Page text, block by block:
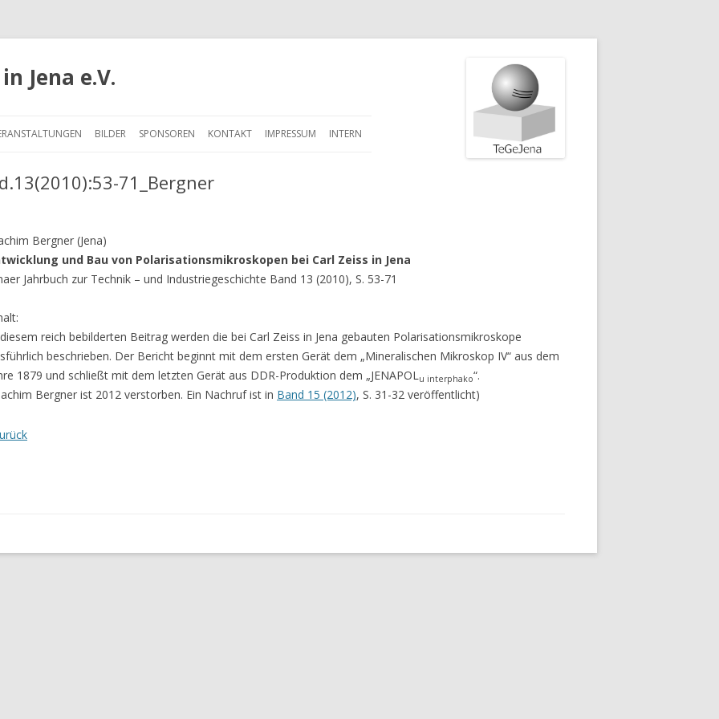
Jena e.V.
zum
BILDER SPONSOREN KONTAKT IMPRESSUM INTERN
71_Bergner
Bergner (Jena)
und Bau von Polarisationsmikroskopen bei Carl Zeiss in Jena
Jahrbuch zur Technik – und Industriegeschichte Band 13 (2010), S. 53-71
reich bebilderten Beitrag werden die bei Carl Zeiss in Jena gebauten Polarisationsmikroskope
beschrieben. Der Bericht beginnt mit dem ersten Gerät dem „Mineralischen Mikroskop IV“ aus dem
1879 und schließt mit dem letzten Gerät aus DDR-Produktion dem „JENAPOLu interphako“.
Bergner ist 2012 verstorben. Ein Nachruf ist in Band 15 (2012), S. 31-32 veröffentlicht)